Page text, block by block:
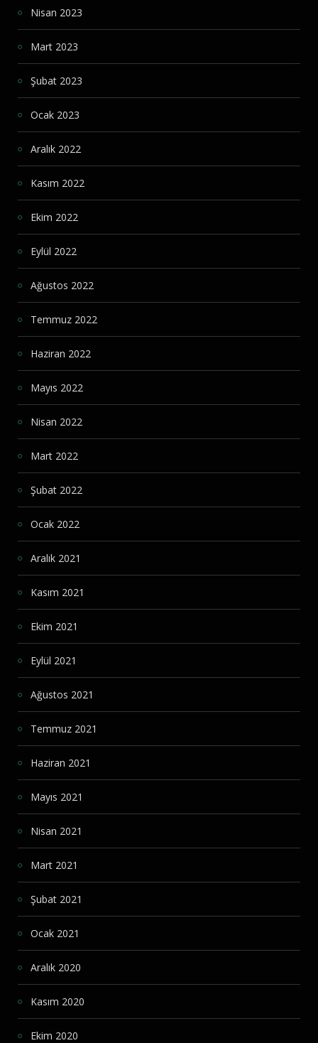
Nisan 2023
Mart 2023
Şubat 2023
Ocak 2023
Aralık 2022
Kasım 2022
Ekim 2022
Eylül 2022
Ağustos 2022
Temmuz 2022
Haziran 2022
Mayıs 2022
Nisan 2022
Mart 2022
Şubat 2022
Ocak 2022
Aralık 2021
Kasım 2021
Ekim 2021
Eylül 2021
Ağustos 2021
Temmuz 2021
Haziran 2021
Mayıs 2021
Nisan 2021
Mart 2021
Şubat 2021
Ocak 2021
Aralık 2020
Kasım 2020
Ekim 2020